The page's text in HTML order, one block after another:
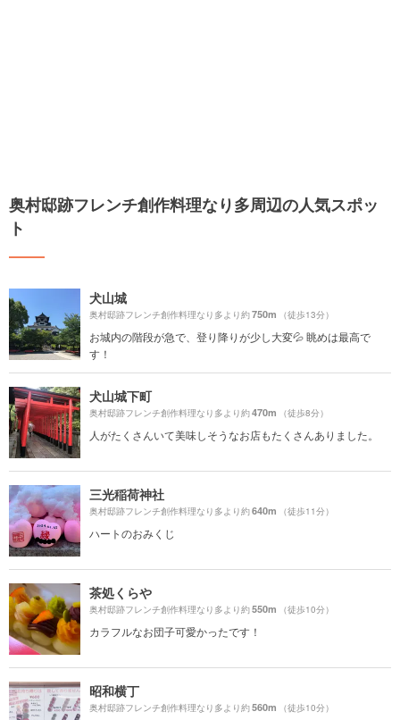
奥村邸跡フレンチ創作料理なり多周辺の人気スポッ
ト
犬山城
奥村邸跡フレンチ創作料理なり多より約750m （徒歩13分）
お城内の階段が急で、登り降りが少し大変💦 眺めは最高で
す！
犬山城下町
奥村邸跡フレンチ創作料理なり多より約470m （徒歩8分）
人がたくさんいて美味しそうなお店もたくさんありました。
三光稲荷神社
奥村邸跡フレンチ創作料理なり多より約640m （徒歩11分）
ハートのおみくじ
茶処くらや
奥村邸跡フレンチ創作料理なり多より約550m （徒歩10分）
カラフルなお団子可愛かったです！
昭和横丁
奥村邸跡フレンチ創作料理なり多より約560m （徒歩10分）